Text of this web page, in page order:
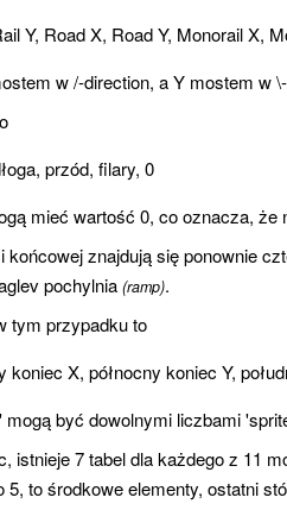
Y, Road X, Road Y, Monorail X,
w /-direction, a Y mostem w
przód, filary, 0
mieć wartość 0, co oznacza,
końcowej znajdują się ponownie
pochylnia (ramp).
tym przypadku to
koniec X, północny koniec Y,
mogą być dowolnymi liczbami
istnieje 7 tabel dla każdego z 11
5, to środkowe elementy, ostatni